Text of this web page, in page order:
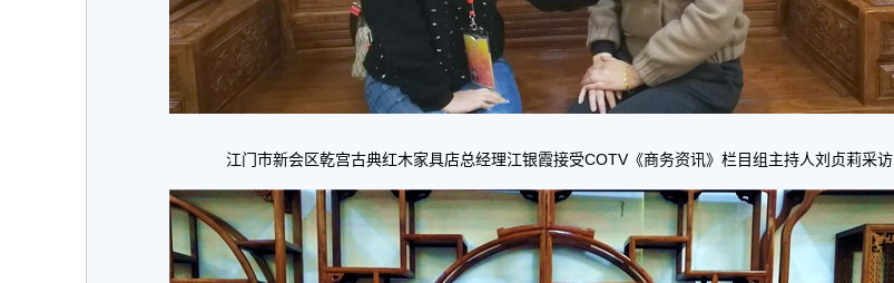
江门市新会区乾宫古典红木家具店总经理江银霞接受COTV《商务资讯》栏目组主持人刘贞莉采访